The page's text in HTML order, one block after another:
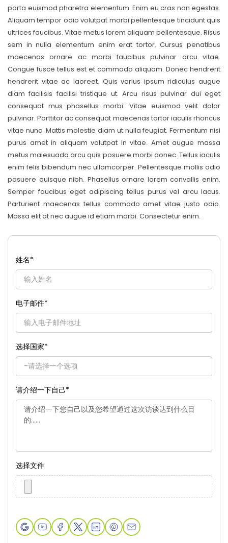
porta euismod pharetra elementum. Enim eu cras non egestas.
Aliquam tempor odio volutpat morbi pellentesque tincidunt quis
ultrices faucibus. Vitae metus lorem aliquam pellentesque. Risus
sem in nulla elementum enim erat tortor. Cursus penatibus
maecenas ornare ac morbi faucibus pulvinar arcu vitae.
Congue fusce tellus est et commodo aliquam. Donec hendrerit
hendrerit vitae ac laoreet. Quis varius ipsum ridiculus augue
diam facilisis facilisi tristique ut. Arcu risus pulvinar dui eget
consequat mus phasellus morbi. Vitae euismod velit dolor
pulvinar. Porttitor ac consequat maecenas tortor iaculis rhoncus
vitae nunc. Mattis molestie diam ut nulla feugiat. Fermentum nisi
purus amet in aliquam volutpat in vitae. Amet augue massa
metus malesuada arcu quis posuere morbi donec. Tellus iaculis
enim felis bibendum nec ullamcorper. Pellentesque mollis odio
posuere quisque nibh. Phasellus ornare lorem convallis enim.
Semper faucibus eget adipiscing tellus purus vel arcu lacus.
Parturient maecenas tellus commodo amet vitae justo odio.
Massa elit at nec augue id etiam morbi. Consectetur enim.
姓名*
电子邮件*
选择国家*
请介绍一下自己*
选择文件